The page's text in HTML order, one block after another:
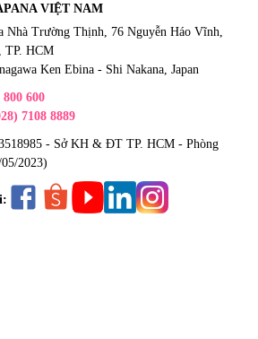
VIỆT NAM
Nhà Trường Thịnh, 76 Nguyễn Háo Vĩnh,
TP. HCM
Ken Ebina - Shi Nakana, Japan
800 600
7108 8889
- Sở KH & ĐT TP. HCM - Phòng
2023)